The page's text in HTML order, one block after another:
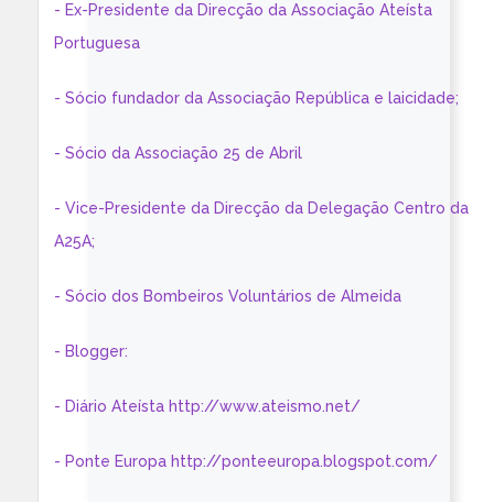
- Ex-Presidente da Direcção da Associação Ateísta
Portuguesa
- Sócio fundador da Associação República e laicidade;
- Sócio da Associação 25 de Abril
- Vice-Presidente da Direcção da Delegação Centro da
A25A;
- Sócio dos Bombeiros Voluntários de Almeida
- Blogger:
- Diário Ateísta http://www.ateismo.net/
- Ponte Europa http://ponteeuropa.blogspot.com/